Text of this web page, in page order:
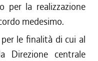
per la realizzazione
medesimo.
le finalità di cui al
Direzione centrale